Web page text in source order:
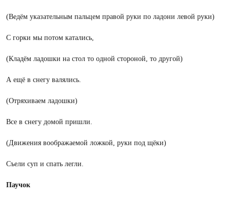
(Ведём указательным пальцем правой руки по ладони левой руки)
С горки мы потом катались,
(Кладём ладошки на стол то одной стороной, то другой)
А ещё в снегу валялись.
(Отряхиваем ладошки)
Все в снегу домой пришли.
(Движения воображаемой ложкой, руки под щёки)
Съели суп и спать легли.
Паучок